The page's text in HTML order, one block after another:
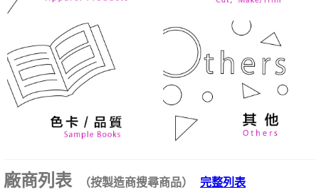
廠商列表 （按製造商搜尋商品） 完整列表